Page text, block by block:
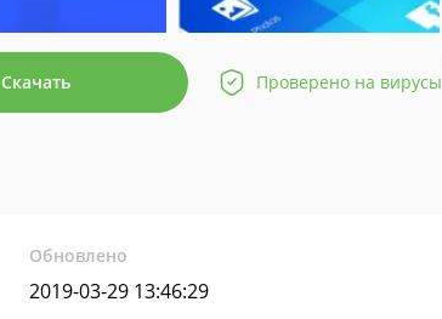
Скачать Проверено на вирусы
Обновлено
2019-03-29 13:46:29